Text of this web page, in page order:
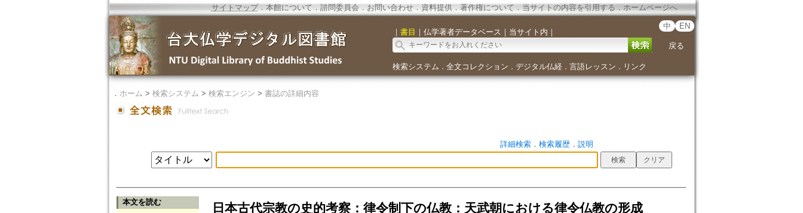
サイトマップ．本館について ． 諮問委員会． お問い合わせ． 資料提供． 著作権について．当サイトの内容を引用する ． ホームページへ
｜ 書目 ｜ 仏学著者データベース ｜ 当サイト内 ｜
中 EN
戻る
検索システム ． 全文コレクション ． デジタル仏経． 言語レッスン ． リンク
． ホーム > 検索システム > 検索エンジン > 書誌の詳細内容
詳細検索． 検索履歴． 説明
本文を読む
日本古代宗教の史的考察：律令制下の仏教：天武朝における律令仏教の形成